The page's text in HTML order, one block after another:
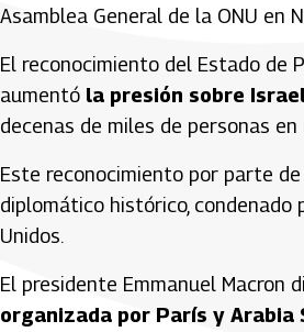
Asamblea General de la ONU en
El reconocimiento del Estado de
aumentó la presión sobre
decenas de miles de personas
Este reconocimiento por parte
diplomático histórico, condenado
Unidos.
El presidente Emmanuel Macron
organizada por París y Arabia